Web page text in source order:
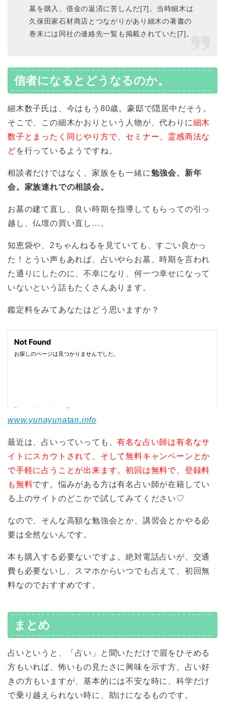
墓を購入、借金の返済に苦しんだ[7]。当時細木は
久保田家石材商店とつながりがあり細木の著書の
巻末には同社の連絡先一覧も掲載されていた[7]。
信者になるとどうなるのか。
細木数子氏は、今はもう80歳。豪邸で隠居中だそう。
そこで、この細木かおりという人物が、代わりに細木
数子とまったく同じやり方で、セミナー、霊感商法な
どを行っているようですね。
相談者だけではなく、家族をも一緒に勉強会、新年
会。家族連れでの相談会。
お墓の建て直し、良い時期を指導してもらっての引っ
越し、仏壇の買い直し…。
知恵袋や、2ちゃんねるを見ていても、すごい良かっ
た！とうい声もあれば、占いやらお墓、時期を言われ
た通りにしたのに、不幸になり、何一つ幸せになって
いないという話もたくさんあります。
鑑定料をみてあなたはどう思いますか？
www.yunayunatan.info
最近は、占いっていっても、有名な占い師は有名なサ
イトにスカウトされて、そして無料キャンペーンとか
で手軽に占うことが出来ます。初回は無料で、登録料
も無料です。悩みがある方は有名占い師が在籍してい
る上のサイトのどこかで試してみてください♡
なので、そんな高額な勉強会とか、講習会とかやる必
要は全然ないんです。
本も購入する必要ないですよ。絶対電話占いが、交通
費も必要ないし、スマホからいつでも占えて、初回無
料なのでおすすめです。
まとめ
占いというと、「占い」と聞いただけで眉をひそめる
方もいれば、怖いもの見たさに興味を示す方、占い好
きの方もいますが、基本的には不安な時に、科学だけ
で乗り越えられない時に、助けになるものです。